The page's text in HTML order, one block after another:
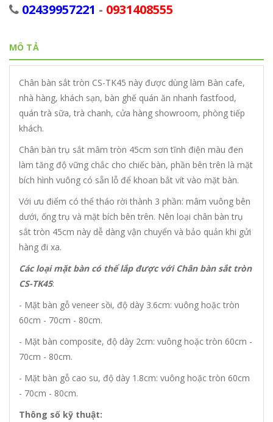
02439957221 - 0931408555
MÔ TẢ
Chân bàn sắt tròn CS-TK45 này được dùng làm Bàn cafe,
nhà hàng, khách sạn, bàn ghế quán ăn nhanh fastfood,
quán trà sữa, trà chanh, cửa hàng showroom, phòng tiếp
khách.
Chân bàn trụ sắt mâm tròn 45cm sơn tĩnh điện màu đen
làm tăng độ vững chắc cho chiếc bàn, phần bên trên là mặt
bích hình vuông có sẵn lỗ để khoan bắt vít vào mặt bàn.
Với ưu điểm có thể tháo rời thành 3 phần: mâm vuông bên
dưới, ống trụ và mặt bích bên trên. Nên loại chân bàn trụ
sắt tròn 45cm này dễ dàng vận chuyển và bảo quản khi gửi
hàng đi xa.
Các loại mặt bàn có thể lắp được với Chân bàn sắt tròn
CS-TK45:
- Mặt bàn gỗ veneer sồi, độ dày 3.6cm: vuông hoặc tròn
60cm - 70cm - 80cm.
- Mặt bàn composite, độ dày 2cm: vuông hoặc tròn 60cm -
70cm - 80cm.
- Mặt bàn gỗ cao su, độ dày 1.8cm: vuông hoặc tròn 60cm
- 70cm - 80cm.
Thông số kỹ thuật: